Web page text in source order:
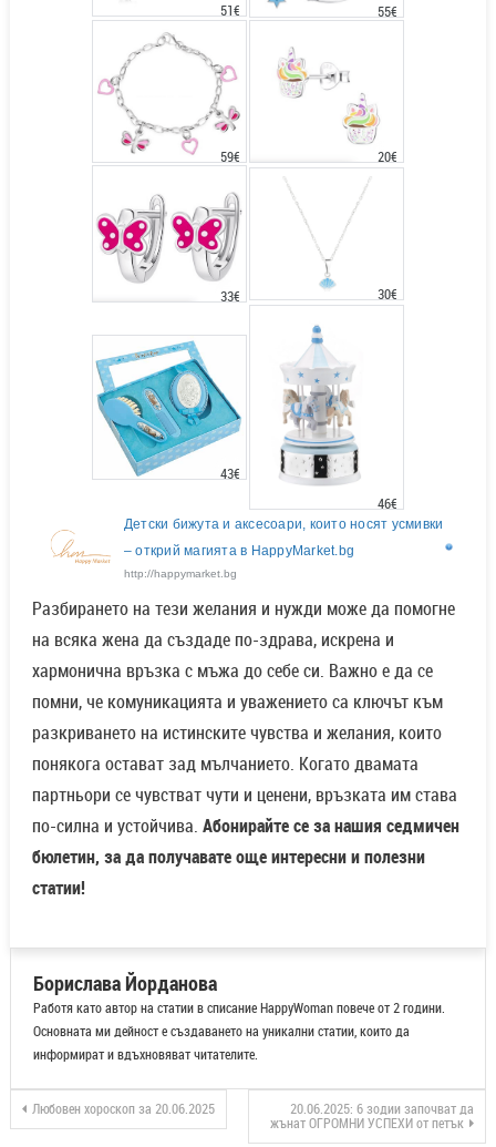
51€ 55€
59€ 20€
33€ 30€
43€
46€
Детски бижута и аксесоари, които носят усмивки
– открий магията в HappyMarket.bg
http://happymarket.bg
Разбирането на тези желания и нужди може да помогне
на всяка жена да създаде по-здрава, искрена и
хармонична връзка с мъжа до себе си. Важно е да се
помни, че комуникацията и уважението са ключът към
разкриването на истинските чувства и желания, които
понякога остават зад мълчанието. Когато двамата
партньори се чувстват чути и ценени, връзката им става
по-силна и устойчива. Абонирайте се за нашия седмичен
бюлетин, за да получавате още интересни и полезни
статии!
Борислава Йорданова
Работя като автор на статии в списание HappyWoman повече от 2 години.
Основната ми дейност е създаването на уникални статии, които да
информират и вдъхновяват читателите.
Любовен хороскоп за 20.06.2025
20.06.2025: 6 зодии започват да
жънат ОГРОМНИ УСПЕХИ от петък